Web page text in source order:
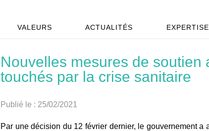
VALEURS ACTUALITÉS EXPERTISE
Nouvelles mesures de soutien
touchés par la crise sanitaire
Publié le : 25/02/2021
Par une décision du 12 février dernier, le gouvernement